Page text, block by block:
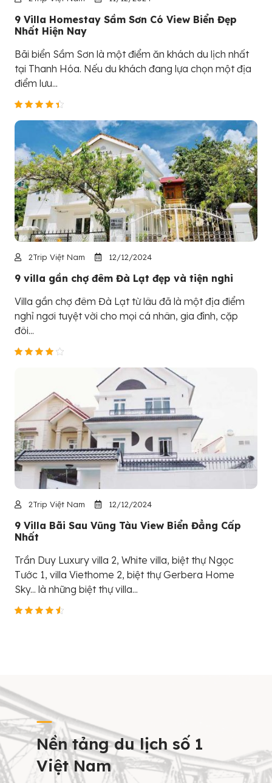
9 Villa Homestay Sầm Sơn Có View Biển Đẹp
Nhất Hiện Nay
Bãi biển Sầm Sơn là một điểm ăn khách du lịch nhất
tại Thanh Hóa. Nếu du khách đang lựa chọn một địa
điểm lưu...
2Trip Việt Nam 12/12/2024
9 villa gần chợ đêm Đà Lạt đẹp và tiện nghi
Villa gần chợ đêm Đà Lạt từ lâu đã là một địa điểm
nghỉ ngơi tuyệt vời cho mọi cá nhân, gia đình, cặp
đôi...
2Trip Việt Nam 12/12/2024
9 Villa Bãi Sau Vũng Tàu View Biển Đẳng Cấp
Nhất
Trần Duy Luxury villa 2, White villa, biệt thự Ngọc
Tước 1, villa Viethome 2, biệt thự Gerbera Home
Sky... là những biệt thự villa...
Nền tảng du lịch số 1
Việt Nam